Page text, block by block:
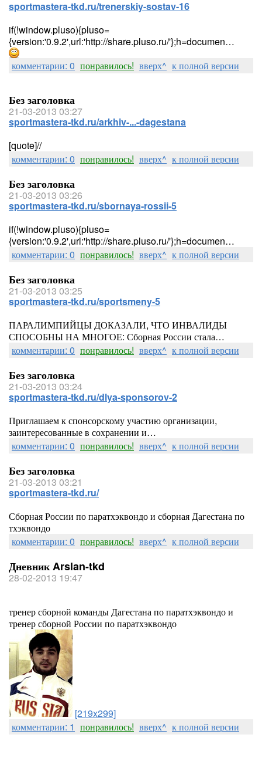
sportmastera-tkd.ru/trenerskiy-sostav-16
if(!window.pluso){pluso=
{version:'0.9.2',url:'http://share.pluso.ru/'};h=documen…
комментарии: 0 понравилось! вверх^ к полной версии
Без заголовка
21-03-2013 03:27
sportmastera-tkd.ru/arkhiv-...-dagestana
[quote]//
комментарии: 0 понравилось! вверх^ к полной версии
Без заголовка
21-03-2013 03:26
sportmastera-tkd.ru/sbornaya-rossii-5
if(!window.pluso){pluso=
{version:'0.9.2',url:'http://share.pluso.ru/'};h=documen…
комментарии: 0 понравилось! вверх^ к полной версии
Без заголовка
21-03-2013 03:25
sportmastera-tkd.ru/sportsmeny-5
ПАРАЛИМПИЙЦЫ ДОКАЗАЛИ, ЧТО ИНВАЛИДЫ
СПОСОБНЫ НА МНОГОЕ: Сборная России стала…
комментарии: 0 понравилось! вверх^ к полной версии
Без заголовка
21-03-2013 03:24
sportmastera-tkd.ru/dlya-sponsorov-2
Приглашаем к спонсорскому участию организации,
заинтересованные в сохранении и…
комментарии: 0 понравилось! вверх^ к полной версии
Без заголовка
21-03-2013 03:21
sportmastera-tkd.ru/
Сборная России по паратхэквондо и сборная Дагестана по
тхэквондо
комментарии: 0 понравилось! вверх^ к полной версии
Дневник Arslan-tkd
28-02-2013 19:47
тренер сборной команды Дагестана по паратхэквондо и
тренер сборной России по паратхэквондо
[219x299]
комментарии: 1 понравилось! вверх^ к полной версии